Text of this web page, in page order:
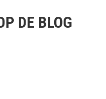
DE BLOG